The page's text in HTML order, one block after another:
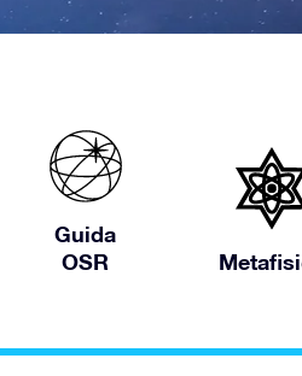
Guida
OSR